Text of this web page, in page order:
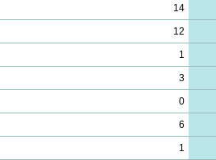
14
12
1
3
0
6
1